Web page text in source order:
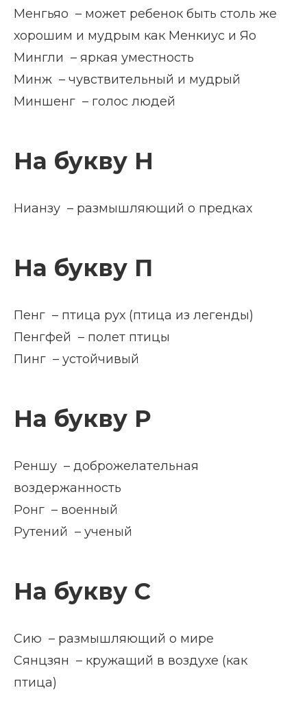
Менгьяо – может ребенок быть столь же
хорошим и мудрым как Менкиус и Яо
Мингли – яркая уместность
Минж – чувствительный и мудрый
Миншенг – голос людей
На букву Н
Нианзу – размышляющий о предках
На букву П
Пенг – птица рух (птица из легенды)
Пенгфей – полет птицы
Пинг – устойчивый
На букву Р
Реншу – доброжелательная
воздержанность
Ронг – военный
Рутений – ученый
На букву С
Сию – размышляющий о мире
Сянцзян – кружащий в воздухе (как
птица)